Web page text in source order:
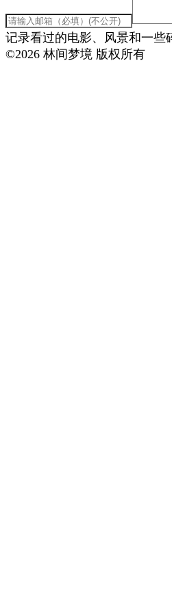
记录看过的电影、风景和一些
©2026 林间梦境 版权所有